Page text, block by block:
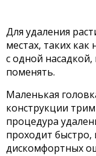
Для удаления
местах, таких
с одной
поменять.
Маленькая
конструкции
процедура
проходит
дискомфортных